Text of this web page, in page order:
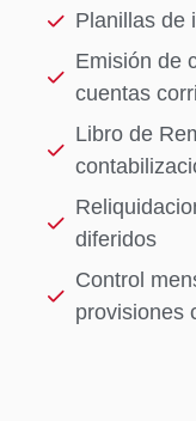
Planillas de
Emisión de
cuentas
Libro de
diferidos
Control
provisiones